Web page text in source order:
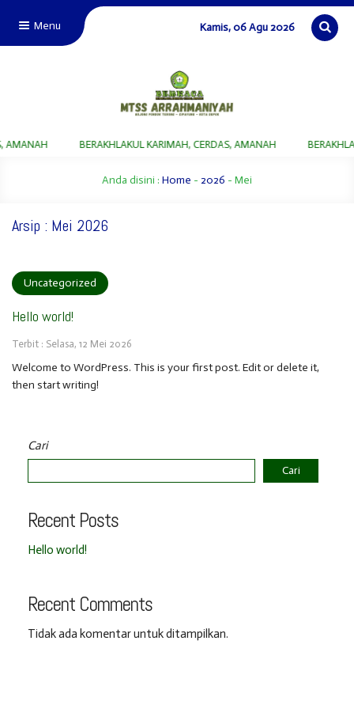
Menu Kamis, 06 Agu 2026
AMANAH BERAKHLAKUL KARIMAH, CERDAS, AMANAH
Anda disini : Home - 2026 - Mei
Arsip : Mei 2026
Uncategorized
Hello world!
Terbit : Selasa, 12 Mei 2026
Welcome to WordPress. This is your first post. Edit or delete it,
then start writing!
Cari
Cari
Recent Posts
Hello world!
Recent Comments
Tidak ada komentar untuk ditampilkan.